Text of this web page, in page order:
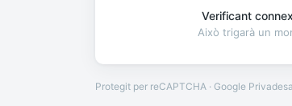
Verificant
Això trigarà un
Protegit per reCAPTCHA · Google Privadesa